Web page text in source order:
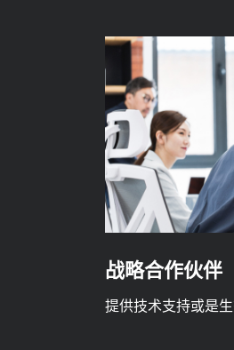
战略合作伙伴
提供技术支持或是